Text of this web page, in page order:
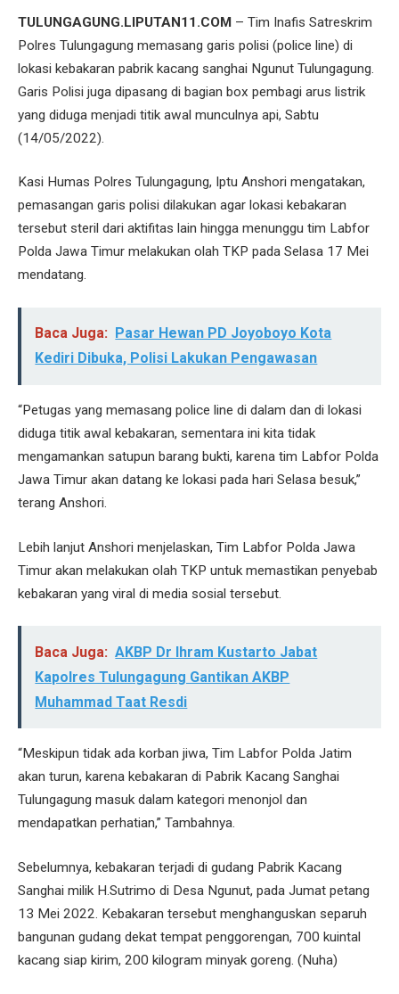
TULUNGAGUNG.LIPUTAN11.COM – Tim Inafis Satreskrim
Polres Tulungagung memasang garis polisi (police line) di
lokasi kebakaran pabrik kacang sanghai Ngunut Tulungagung.
Garis Polisi juga dipasang di bagian box pembagi arus listrik
yang diduga menjadi titik awal munculnya api, Sabtu
(14/05/2022).
Kasi Humas Polres Tulungagung, Iptu Anshori mengatakan,
pemasangan garis polisi dilakukan agar lokasi kebakaran
tersebut steril dari aktifitas lain hingga menunggu tim Labfor
Polda Jawa Timur melakukan olah TKP pada Selasa 17 Mei
mendatang.
Baca Juga:
Pasar Hewan PD Joyoboyo Kota
Kediri Dibuka, Polisi Lakukan Pengawasan
“Petugas yang memasang police line di dalam dan di lokasi
diduga titik awal kebakaran, sementara ini kita tidak
mengamankan satupun barang bukti, karena tim Labfor Polda
Jawa Timur akan datang ke lokasi pada hari Selasa besuk,”
terang Anshori.
Lebih lanjut Anshori menjelaskan, Tim Labfor Polda Jawa
Timur akan melakukan olah TKP untuk memastikan penyebab
kebakaran yang viral di media sosial tersebut.
Baca Juga: AKBP Dr Ihram Kustarto Jabat
Kapolres Tulungagung Gantikan AKBP
Muhammad Taat Resdi
“Meskipun tidak ada korban jiwa, Tim Labfor Polda Jatim
akan turun, karena kebakaran di Pabrik Kacang Sanghai
Tulungagung masuk dalam kategori menonjol dan
mendapatkan perhatian,” Tambahnya.
Sebelumnya, kebakaran terjadi di gudang Pabrik Kacang
Sanghai milik H.Sutrimo di Desa Ngunut, pada Jumat petang
13 Mei 2022. Kebakaran tersebut menghanguskan separuh
bangunan gudang dekat tempat penggorengan, 700 kuintal
kacang siap kirim, 200 kilogram minyak goreng. (Nuha)